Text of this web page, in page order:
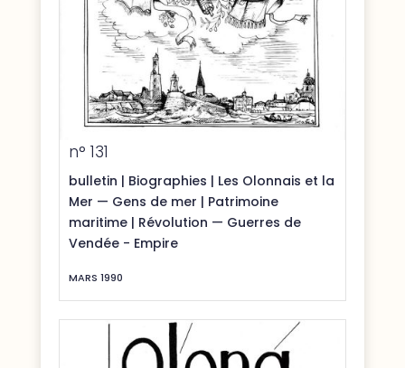
n° 131
bulletin | Biographies | Les Olonnais et la
Mer — Gens de mer | Patrimoine
maritime| Révolution — Guerres de
Vendée - Empire
MARS 1990